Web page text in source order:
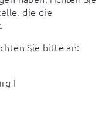
die die
Sie bitte an:
I